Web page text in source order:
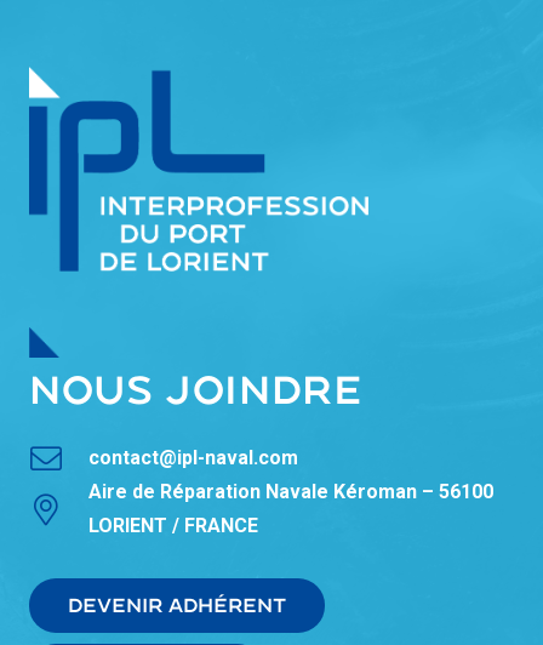
NOUS JOINDRE
contact@ipl-naval.com
Aire de Réparation Navale Kéroman – 56100
LORIENT / FRANCE
DEVENIR ADHÉRENT